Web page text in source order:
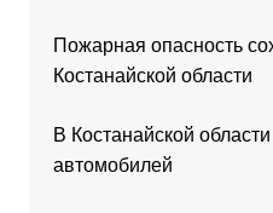
Пожарная опасность
Костанайской области
В Костанайской
автомобилей